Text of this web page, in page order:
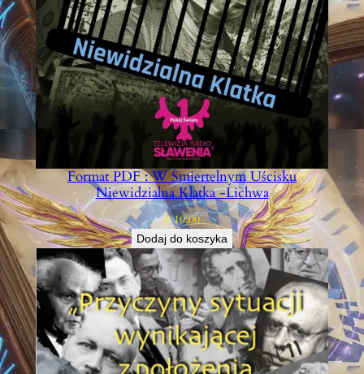
Format PDF : W Śmiertelnym Uścisku
Niewidzialna Klatka -Lichwa
€10,00
Dodaj do koszyka